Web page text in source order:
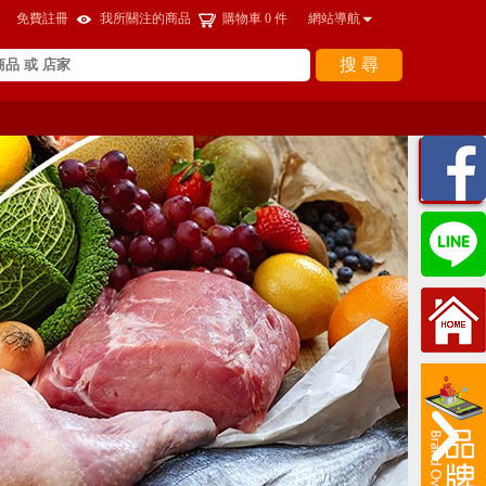
瀏覽
紀錄
免費註冊 我所關注的商品 購物車 0 件 網站導航
搜 尋